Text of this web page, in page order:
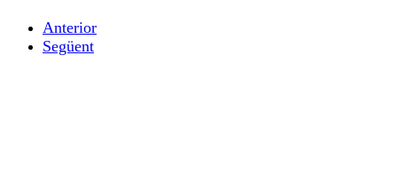
Anterior
Següent